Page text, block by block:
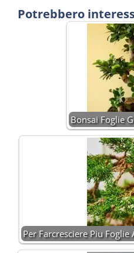
Potrebbero
Bonsai Foglie
Per Farcresciere Piu Foglie